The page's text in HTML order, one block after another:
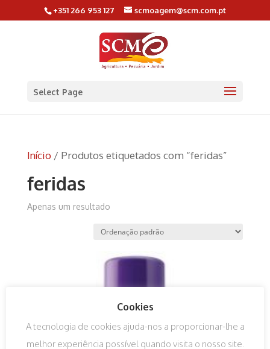
+351 266 953 127 scmoagem@scm.com.pt
Select Page
Início/ Produtos etiquetados com “feridas”
feridas
Apenas um resultado
Cookies
A tecnologia de cookies ajuda-nos a proporcionar-lhe a
melhor experiência possível quando visita o nosso site.